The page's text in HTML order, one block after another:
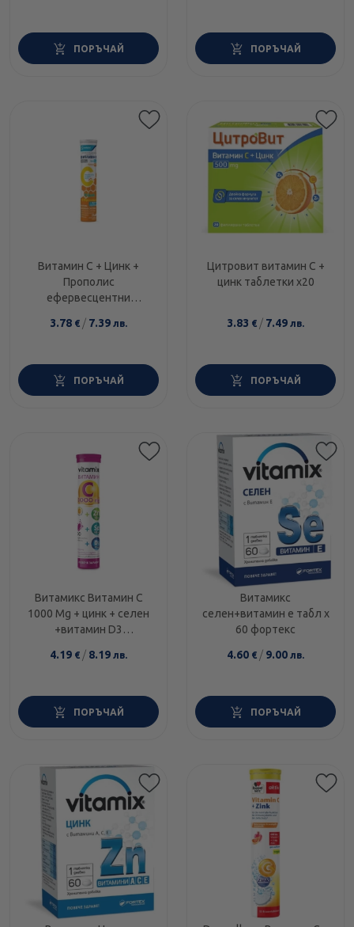
ПОРЪЧАЙ ПОРЪЧАЙ
Витамин C + Цинк +
Прополис
ефервесцентни
х20 Sopharma
3.78 € / 7.39 лв.
ПОРЪЧАЙ
Цитровит витамин C +
цинк таблетки х20
3.83 € / 7.49 лв.
ПОРЪЧАЙ
Витамикс Витамин С
1000 Mg + цинк + селен
+витамин D3
таблетки х20
4.19 € / 8.19 лв.
ПОРЪЧАЙ
Витамикс
селен+витамин е табл х
60 фортекс
4.60 € / 9.00 лв.
ПОРЪЧАЙ